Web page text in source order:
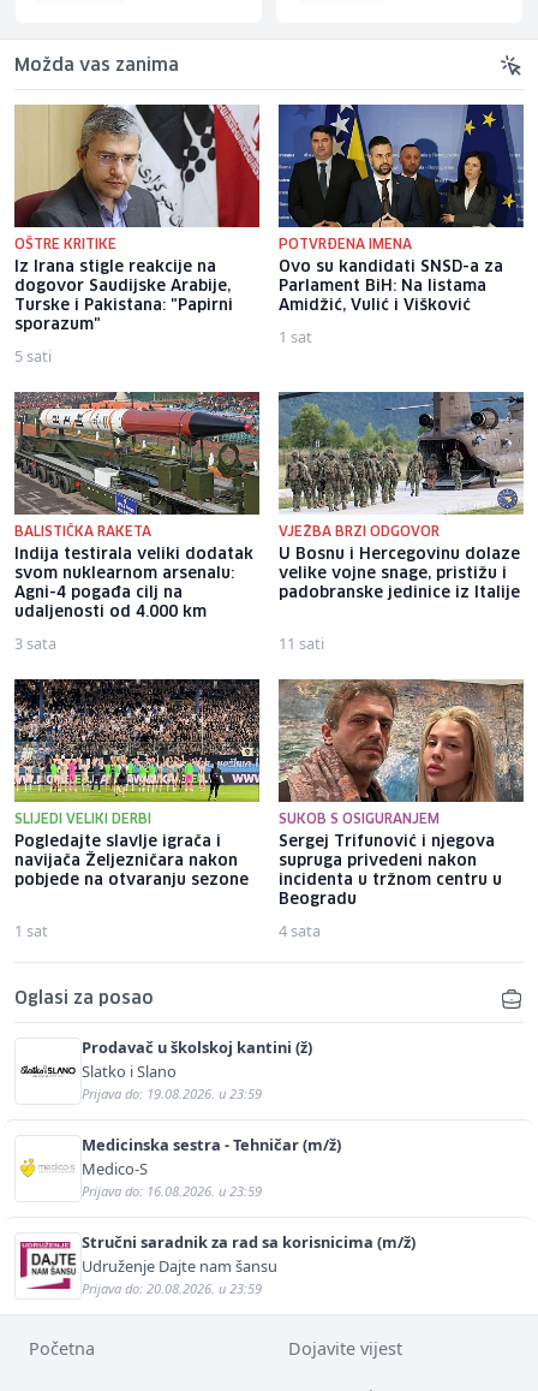
Možda vas zanima
OŠTRE KRITIKE
Iz Irana stigle reakcije na
dogovor Saudijske Arabije,
Turske i Pakistana: "Papirni
sporazum"
5 sati
POTVRĐENA IMENA
Ovo su kandidati SNSD-a za
Parlament BiH: Na listama
Amidžić, Vulić i Višković
1 sat
BALISTIČKA RAKETA
Indija testirala veliki dodatak
svom nuklearnom arsenalu:
Agni-4 pogađa cilj na
udaljenosti od 4.000 km
3 sata
VJEŽBA BRZI ODGOVOR
U Bosnu i Hercegovinu dolaze
velike vojne snage, pristižu i
padobranske jedinice iz Italije
11 sati
SLIJEDI VELIKI DERBI
Pogledajte slavlje igrača i
navijača Željezničara nakon
pobjede na otvaranju sezone
1 sat
SUKOB S OSIGURANJEM
Sergej Trifunović i njegova
supruga privedeni nakon
incidenta u tržnom centru u
Beogradu
4 sata
Oglasi za posao
Prodavač u školskoj kantini (ž)
Slatko i Slano
Prijava do: 19.08.2026. u 23:59
Medicinska sestra - Tehničar (m/ž)
Medico-S
Prijava do: 16.08.2026. u 23:59
Stručni saradnik za rad sa korisnicima (m/ž)
Udruženje Dajte nam šansu
Prijava do: 20.08.2026. u 23:59
Početna Dojavite vijest